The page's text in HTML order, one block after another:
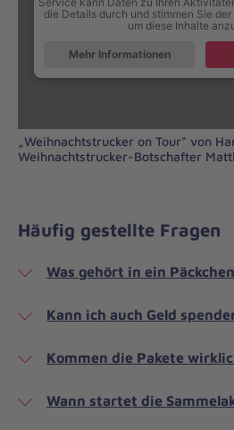
die Details durch und stimmen Sie
um diese Inhalte
Mehr Informationen
„Weihnachtstrucker on Tour“ von
Weihnachtstrucker-Botschafter
Häufig gestellte Fragen
Was gehört in ein
Kann ich auch Geld
Kommen die Pakete
Wann startet die